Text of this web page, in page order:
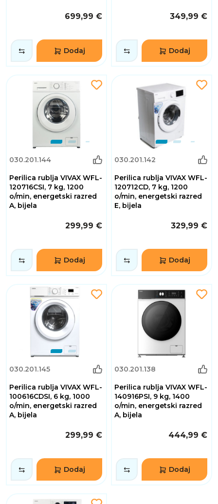
699,99 €
Dodaj
349,99 €
Dodaj
030.201.144
Perilica rublja VIVAX WFL-
120716CSI, 7 kg, 1200
o/min, energetski razred
A, bijela
299,99 €
Dodaj
030.201.142
Perilica rublja VIVAX WFL-
120712CD, 7 kg, 1200
o/min, energetski razred
E, bijela
329,99 €
Dodaj
030.201.145
Perilica rublja VIVAX WFL-
100616CDSI, 6 kg, 1000
o/min, energetski razred
A, bijela
299,99 €
Dodaj
030.201.138
Perilica rublja VIVAX WFL-
140916PSI, 9 kg, 1400
o/min, energetski razred
A, bijela
444,99 €
Dodaj